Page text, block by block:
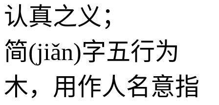
认真之义；
简(jiǎn)字五行为
木，用作人名意指